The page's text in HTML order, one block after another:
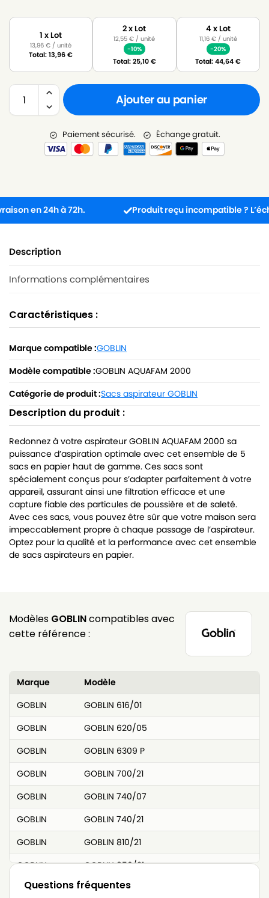
1 x Lot
13,96€ / unité
Total:13,96€
2 x Lot
12,55€ / unité
-10%
Total:25,10€
4 x Lot
11,16 €/ unité
-20%
Total:44,64€
Ajouter au panier
Paiement sécurisé. Échange gratuit.
en 24h à 72h. Produit reçu incompatible ?
Description
Informations complémentaires
Caractéristiques :
Marque compatible :GOBLIN
Modèle compatible :GOBLIN AQUAFAM 2000
Catégorie de produit :Sacs aspirateur GOBLIN
Description du produit :
Redonnez à votre aspirateur GOBLIN AQUAFAM 2000 sa
puissance d’aspiration optimale avec cet ensemble de 5
sacs en papier haut de gamme. Ces sacs sont
spécialement conçus pour s’adapter parfaitement à votre
appareil, assurant ainsi une filtration efficace et une
capture fiable des particules de poussière et de saleté.
Avec ces sacs, vous pouvez être sûr que votre maison sera
impeccablement propre à chaque passage de l’aspirateur.
Optez pour la qualité et la performance avec cet ensemble
de sacs aspirateurs en papier.
Modèles GOBLINcompatibles avec
cette référence :
Marque
Modèle
GOBLIN
GOBLIN 616/01
GOBLIN
GOBLIN 620/05
GOBLIN
GOBLIN 6309 P
GOBLIN
GOBLIN 700/21
GOBLIN
GOBLIN 740/07
GOBLIN
GOBLIN 740/21
GOBLIN
GOBLIN 810/21
GOBLIN
GOBLIN 850/21
GOBLIN
GOBLIN 8502
Questions fréquentes